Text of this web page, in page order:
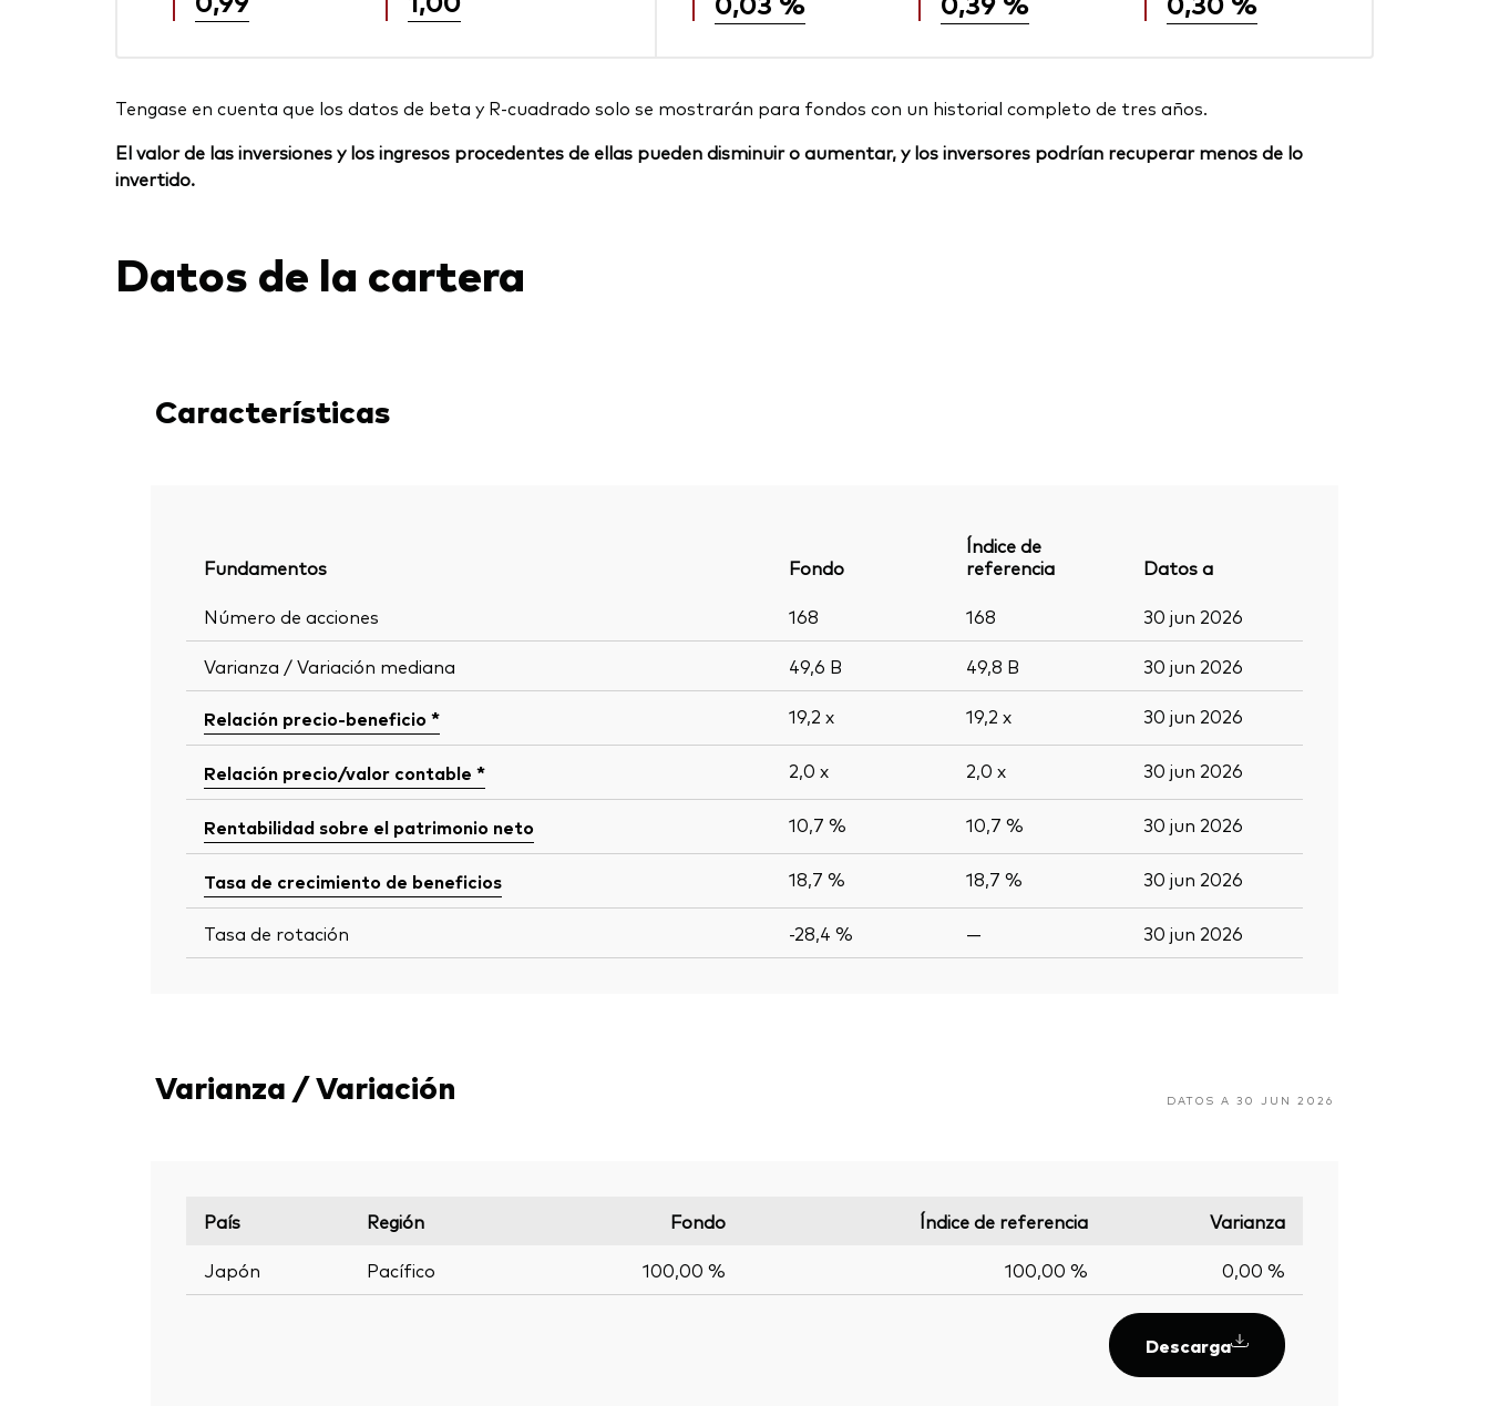
Tengase en cuenta que los datos de beta y R-cuadrado solo se mostrarán para fondos con un historial completo de tres años.
El valor de las inversiones y los ingresos procedentes de ellas pueden disminuir o aumentar, y los inversores podrían recuperar menos de lo
invertido.
Datos de la cartera
Características
Fundamentos Fondo
Índice de
referencia
Datos a
Número de acciones
168 168 30 jun 2026
Varianza / Variación mediana 49,6 B 49,8 B 30 jun 2026
Relación precio-beneficio * 19,2 x 19,2 x 30 jun 2026
Relación precio/valor contable * 2,0 x 2,0 x 30 jun 2026
Rentabilidad sobre el patrimonio neto 10,7 % 10,7 % 30 jun 2026
Tasa de crecimiento de beneficios 18,7 % 18,7 % 30 jun 2026
Tasa de rotación -28,4 % — 30 jun 2026
Varianza / Variación DATOS A 30 JUN 2026
País Región Fondo Índice de referencia
Varianza
Japón
Pacífico 100,00 % 100,00 % 0,00 %
Descarga